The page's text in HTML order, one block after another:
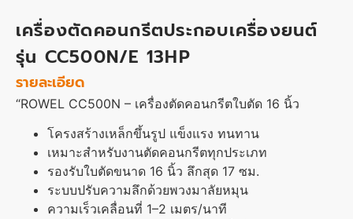
เครื่องตัดคอนกรีตประกอบเครื่องยนต์
รุ่น CC500N/E 13HP
รายละเอียด
“ROWEL CC500N – เครื่องตัดคอนกรีตใบตัด 16 นิ้ว
โครงสร้างเหล็กขึ้นรูป แข็งแรง ทนทาน
เหมาะสำหรับงานตัดคอนกรีตทุกประเภท
รองรับใบตัดขนาด 16 นิ้ว ลึกสุด 17 ซม.
ระบบปรับความลึกด้วยพวงมาลัยหมุน
ความเร็วเคลื่อนที่ 1–2 เมตร/นาที